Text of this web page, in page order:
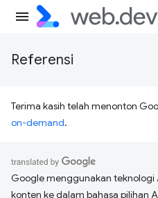
Referensi
Terima kasih telah menonton
on-demand.
Google menggunakan teknologi
konten ke dalam bahasa pilihan